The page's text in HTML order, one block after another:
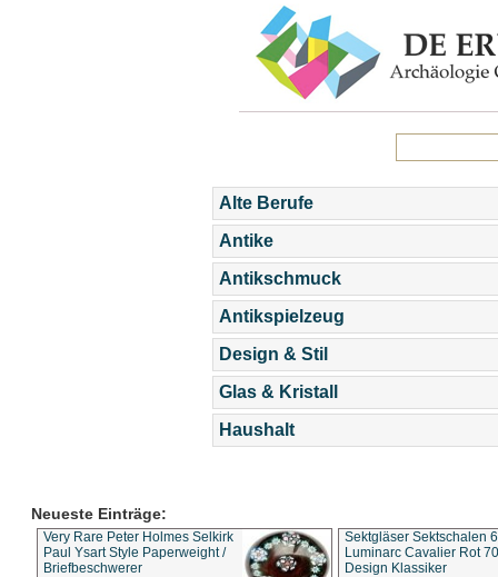
Alte Berufe
Antike
Antikschmuck
Antikspielzeug
Design & Stil
Glas & Kristall
Haushalt
Neueste Einträge:
Very Rare Peter Holmes Selkirk
Paul Ysart Style Paperweight /
Briefbeschwerer
Sektgläser Sektschalen
Luminarc Cavalier Rot
Design Klassiker